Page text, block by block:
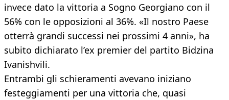
invece dato la vittoria a Sogno Georgiano con il
56% con le opposizioni al 36%. «Il nostro Paese
otterrà grandi successi nei prossimi 4 anni», ha
subito dichiarato l’ex premier del partito Bidzina
Ivanishvili.
Entrambi gli schieramenti avevano iniziano
festeggiamenti per una vittoria che, quasi